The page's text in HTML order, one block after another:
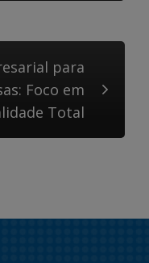
para
Foco em
Total